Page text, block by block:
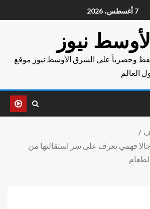
7 أغسطس، 2026
نيوز
فقط وحصرياً على الشرق الأوسط نيوز موقع
العالم
فهمي تعرف على سر استقالتها من